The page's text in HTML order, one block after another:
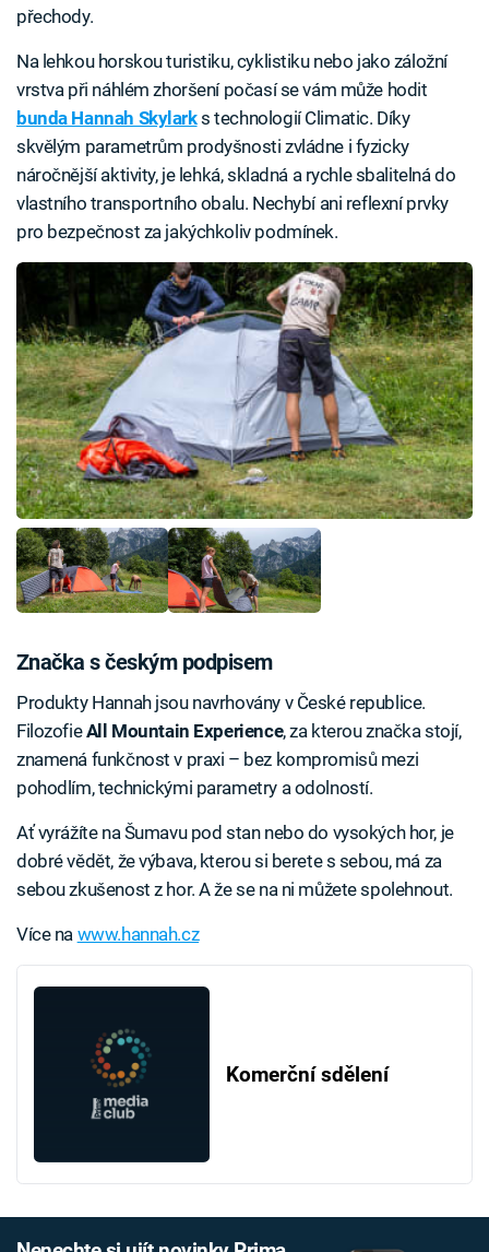
přechody.
Na lehkou horskou turistiku, cyklistiku nebo jako záložní
vrstva při náhlém zhoršení počasí se vám může hodit
bunda Hannah Skylarks technologií Climatic. Díky
skvělým parametrům prodyšnosti zvládne i fyzicky
náročnější aktivity, je lehká, skladná a rychle sbalitelná do
vlastního transportního obalu. Nechybí ani reflexní prvky
pro bezpečnost za jakýchkoliv podmínek.
Značka s českým podpisem
Produkty Hannah jsou navrhovány v České republice.
FilozofieAll Mountain Experience, za kterou značka stojí,
znamená funkčnost v praxi – bez kompromisů mezi
pohodlím, technickými parametry a odolností.
Ať vyrážíte na Šumavu pod stan nebo do vysokých hor, je
dobré vědět, že výbava, kterou si berete s sebou, má za
sebou zkušenost z hor. A že se na ni můžete spolehnout.
Více na www.hannah.cz
Komerční sdělení